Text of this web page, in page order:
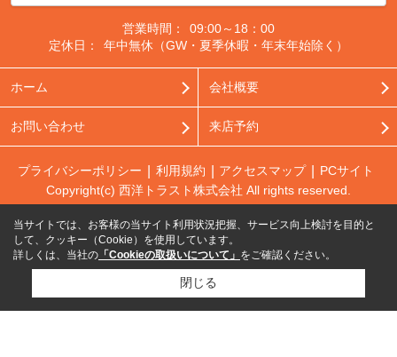
営業時間：
09:00～18：00
定休日：
年中無休（GW・夏季休暇・年末年始除く）
ホーム 会社概要
お問い合わせ 来店予約
プライバシーポリシー 利用規約 アクセスマップ
PCサイト
Copyright(c) 西洋トラスト株式会社 All rights reserved.
当サイトでは、お客様の当サイト利用状況把握、サービス向上検討を目的と
して、クッキー（Cookie）を使用しています。
詳しくは、当社の 「Cookieの取扱いについて」 をご確認ください。
閉じる